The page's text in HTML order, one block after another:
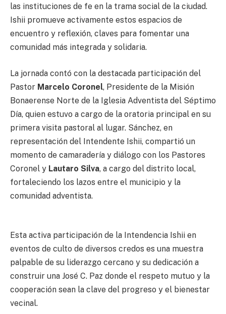
las instituciones de fe en la trama social de la ciudad.
Ishii promueve activamente estos espacios de
encuentro y reflexión, claves para fomentar una
comunidad más integrada y solidaria.
La jornada contó con la destacada participación del
Pastor Marcelo Coronel, Presidente de la Misión
Bonaerense Norte de la Iglesia Adventista del Séptimo
Día, quien estuvo a cargo de la oratoria principal en su
primera visita pastoral al lugar. Sánchez, en
representación del Intendente Ishii, compartió un
momento de camaradería y diálogo con los Pastores
Coronel y Lautaro Silva, a cargo del distrito local,
fortaleciendo los lazos entre el municipio y la
comunidad adventista.
Esta activa participación de la Intendencia Ishii en
eventos de culto de diversos credos es una muestra
palpable de su liderazgo cercano y su dedicación a
construir una José C. Paz donde el respeto mutuo y la
cooperación sean la clave del progreso y el bienestar
vecinal.